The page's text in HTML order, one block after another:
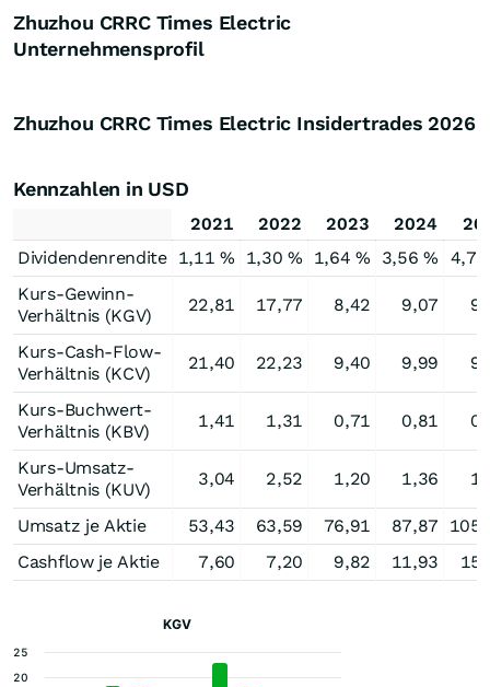
Zhuzhou CRRC Times Electric
Unternehmensprofil
Zhuzhou CRRC Times Electric Insidertrades 2026
Kennzahlen in USD
2021 2022 2023 2024
Dividendenrendite 1,11 % 1,30 % 1,64 % 3,56 %
4,73
Kurs-Gewinn-
Verhältnis (KGV)
22,81 17,77 8,42 9,07
Kurs-Cash-Flow-
Verhältnis (KCV)
21,40 22,23 9,40 9,99
Kurs-Buchwert-
Verhältnis (KBV)
1,41 1,31 0,71 0,81
Kurs-Umsatz-
Verhältnis (KUV)
3,04 2,52 1,20 1,36
Umsatz je Aktie 53,43 63,59 76,91 87,87
Cashflow je Aktie
7,60 7,20 9,82 11,93
KGV
20
25